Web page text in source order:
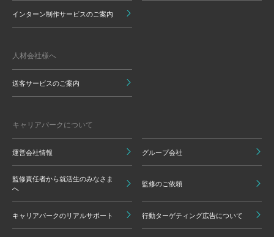
インターン制作サービスのご案内
人材会社様へ
送客サービスのご案内
キャリアパークについて
運営会社情報 グループ会社
監修責任者から就活生のみなさま
へ
監修のご依頼
キャリアパークのリアルサポート 行動ターゲティング広告について